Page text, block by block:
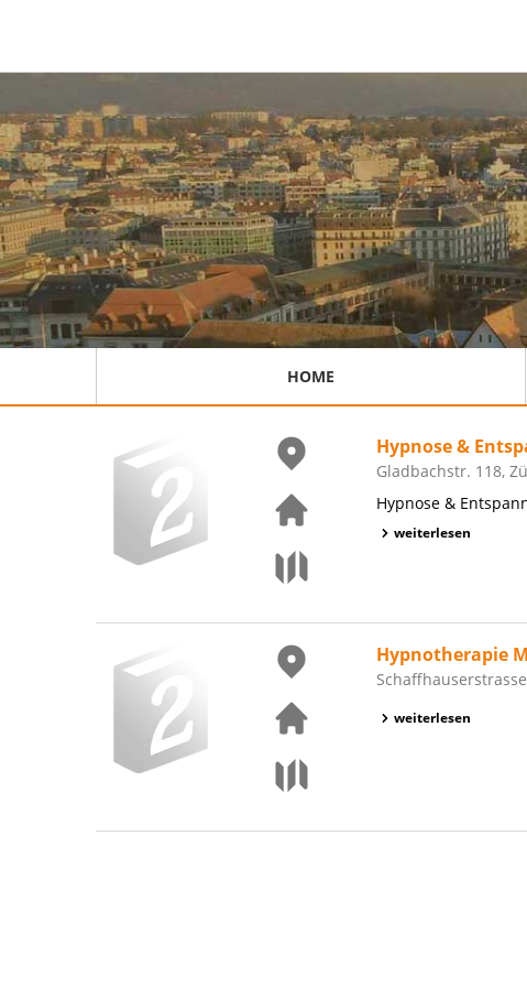
HOME
Hypnose &
Gladbachstr. 118,
Hypnose &
weiterlesen
Hypnotherapie
weiterlesen